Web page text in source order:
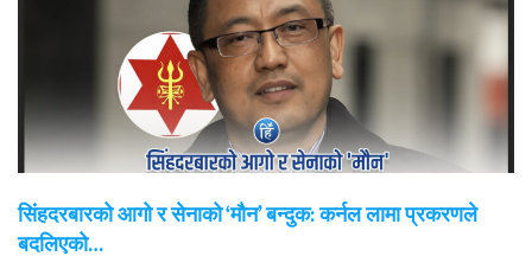
सिंहदरबारको आगो र सेनाको ‘मौन’ बन्दुक: कर्नल लामा प्रकरणले
बदलिएको…